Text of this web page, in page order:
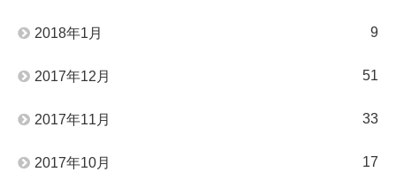
2018年1月 9
2017年12月 51
2017年11月 33
2017年10月 17